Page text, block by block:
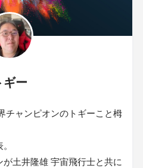
ギー
チャンピオンのトギーこと栂
が土井隆雄 宇宙飛行士と共に